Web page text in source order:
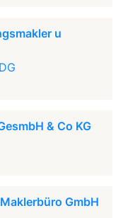
u
& Co KG
GmbH